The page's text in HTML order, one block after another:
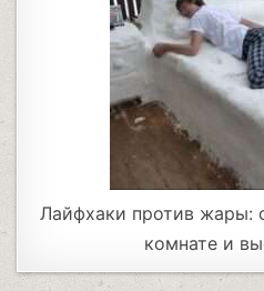
Лайфхаки против жары:
комнате и